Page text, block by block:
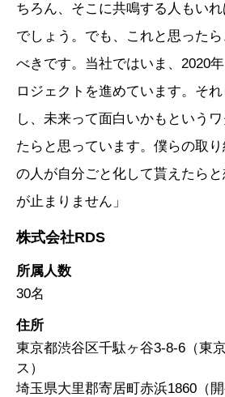
ちろん、そこに共鳴する人もい
でしょう。でも、これと思った
べきです。当社ではいま、2020
ロジェクトを進めています。そ
し、未来って面白いかもという
たらと思っています。僕らの取
の人が自分ごと化して貰えたら
が止まりません」
株式会社RDS
所属人数
30名
住所
東京都渋谷区千駄ヶ谷3-8-6（東
ス）
埼玉県大里郡寄居町赤浜1860（開